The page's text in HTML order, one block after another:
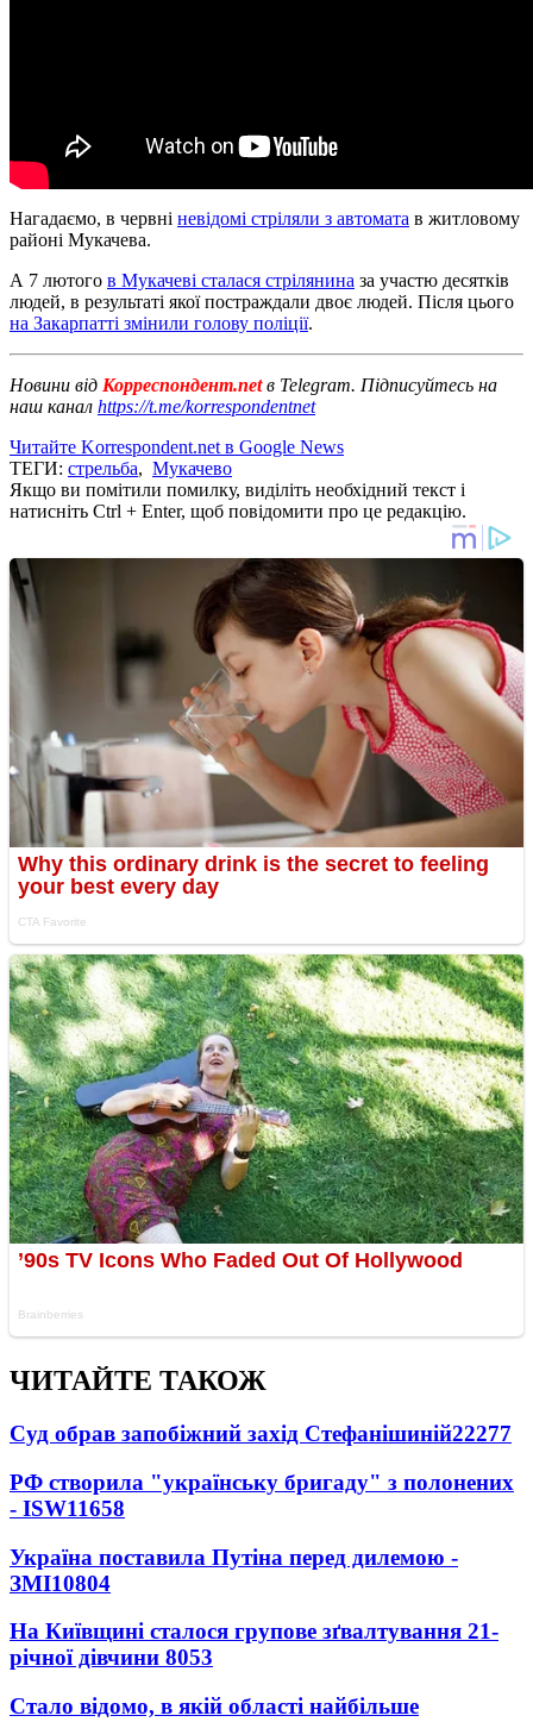
Нагадаємо, в червні невідомі стріляли з автомата в житловому
районі Мукачева.
А 7 лютого в Мукачеві сталася стрілянина за участю десятків
людей, в результаті якої постраждали двоє людей. Після цього
на Закарпатті змінили голову поліції.
Новини від Корреспондент.netв Telegram. Підписуйтесь на
наш канал https://t.me/korrespondentnet
Читайте Korrespondent.net в Google News
ТЕГИ: стрельба, Мукачево
Якщо ви помітили помилку, виділіть необхідний текст і
натисніть Ctrl + Enter, щоб повідомити про це редакцію.
ЧИТАЙТЕ ТАКОЖ
Суд обрав запобіжний захід Стефанішиній22277
РФ створила "українську бригаду" з полонених
- ISW11658
Україна поставила Путіна перед дилемою -
ЗМІ10804
На Київщині сталося групове зґвалтування 21-
річної дівчини 8053
Стало відомо, в якій області найбільше